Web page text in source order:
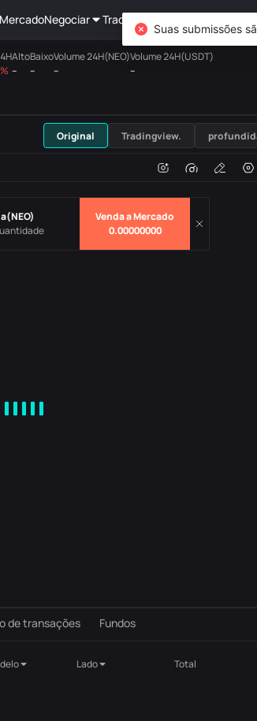
MercadoNegociar TradFi
(NEO)
Venda a Mercado
0.00000000
Alto
--
Baixo
--
Volume 24H(NEO)
--
Volume 24H(USDT)
--
USDT
Volume
Original Tradingview.
de transações Fundos
Lado Total
Suas submissões